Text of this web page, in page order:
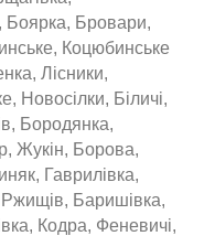
Боярка, Бровари,
Коцюбинське
Лісники,
Новосілки, Біличі,
Бородянка,
Жукін, Борова,
Гаврилівка,
Ржищів, Баришівка,
Кодра, Феневичі,